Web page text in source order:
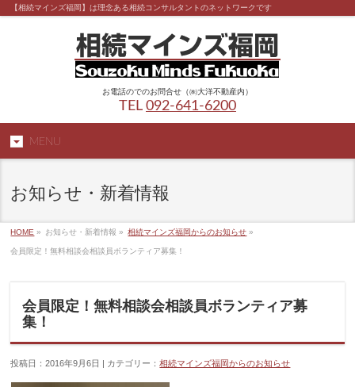
【相続マインズ福岡】は理念ある相続コンサルタントのネットワークです
お電話のでのお問合せ（㈱大洋不動産内）
TEL 092-641-6200
MENU
お知らせ・新着情報
HOME » お知らせ・新着情報 » 相続マインズ福岡からのお知らせ »
会員限定！無料相談会相談員ボランティア募集！
会員限定！無料相談会相談員ボランティア募
集！
投稿日：2016年9月6日 | カテゴリー：相続マインズ福岡からのお知らせ